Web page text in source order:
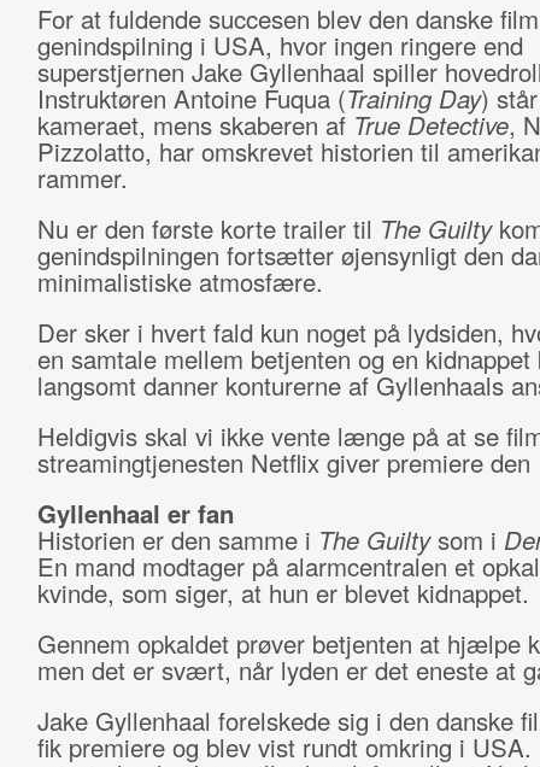
For at fuldende succesen blev den danske
genindspilning i USA, hvor ingen ringere end
superstjernen Jake Gyllenhaal spiller
Instruktøren Antoine Fuqua (Training Day)
kameraet, mens skaberen af True Detective,
Pizzolatto, har omskrevet historien til
rammer.
Nu er den første korte trailer til The Guilty
genindspilningen fortsætter øjensynligt den
minimalistiske atmosfære.
Der sker i hvert fald kun noget på lydsiden,
en samtale mellem betjenten og en kidnappet
langsomt danner konturerne af Gyllenhaals
Heldigvis skal vi ikke vente længe på at se
streamingtjenesten Netflix giver premiere den
Gyllenhaal er fan
Historien er den samme i The Guilty som i
En mand modtager på alarmcentralen et
kvinde, som siger, at hun er blevet kidnappet.
Gennem opkaldet prøver betjenten at hjælpe
men det er svært, når lyden er det eneste at
Jake Gyllenhaal forelskede sig i den danske
fik premiere og blev vist rundt omkring i USA.